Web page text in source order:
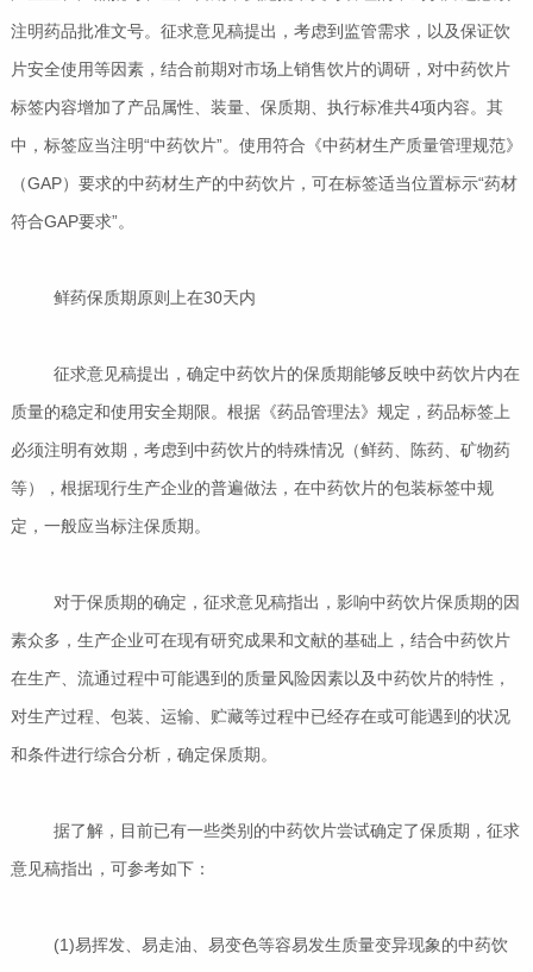
注明药品批准文号。征求意见稿提出，考虑到监管需求，以及保证饮
片安全使用等因素，结合前期对市场上销售饮片的调研，对中药饮片
标签内容增加了产品属性、装量、保质期、执行标准共4项内容。其
中，标签应当注明“中药饮片”。使用符合《中药材生产质量管理规范》
（GAP）要求的中药材生产的中药饮片，可在标签适当位置标示“药材
符合GAP要求”。
鲜药保质期原则上在30天内
征求意见稿提出，确定中药饮片的保质期能够反映中药饮片内在
质量的稳定和使用安全期限。根据《药品管理法》规定，药品标签上
必须注明有效期，考虑到中药饮片的特殊情况（鲜药、陈药、矿物药
等），根据现行生产企业的普遍做法，在中药饮片的包装标签中规
定，一般应当标注保质期。
对于保质期的确定，征求意见稿指出，影响中药饮片保质期的因
素众多，生产企业可在现有研究成果和文献的基础上，结合中药饮片
在生产、流通过程中可能遇到的质量风险因素以及中药饮片的特性，
对生产过程、包装、运输、贮藏等过程中已经存在或可能遇到的状况
和条件进行综合分析，确定保质期。
据了解，目前已有一些类别的中药饮片尝试确定了保质期，征求
意见稿指出，可参考如下：
(1)易挥发、易走油、易变色等容易发生质量变异现象的中药饮